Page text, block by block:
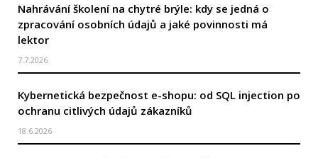
Nahrávání školení na chytré brýle: kdy se jedná o
zpracování osobních údajů a jaké povinnosti má
lektor
7.7.2026
Kybernetická bezpečnost e-shopu: od SQL injection po
ochranu citlivých údajů zákazníků
18.6.2026